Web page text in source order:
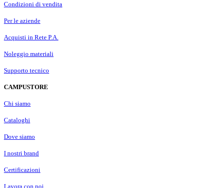
Condizioni di vendita
Per le aziende
Acquisti in Rete P.A.
Noleggio materiali
Supporto tecnico
CAMPUSTORE
Chi siamo
Cataloghi
Dove siamo
I nostri brand
Certificazioni
Lavora con noi